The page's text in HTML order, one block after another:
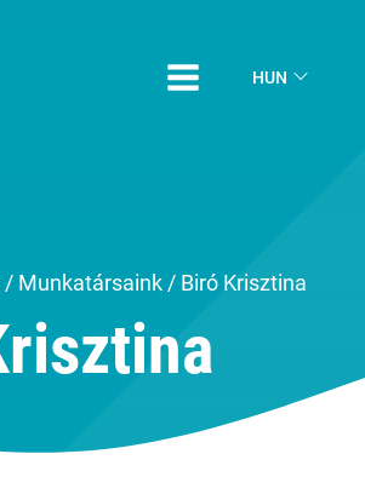
HUN
/ Munkatársaink / Biró Krisztina